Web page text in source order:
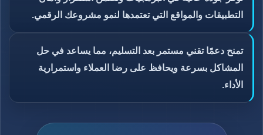
التطبيقات والمواقع التي تعتمدها لنمو مشروعك الرقمي.
تمنح دعمًا تقني مستمر بعد التسليم، مما يساعد في حل
المشاكل بسرعة ويحافظ على رضا العملاء واستمرارية
الأداء.